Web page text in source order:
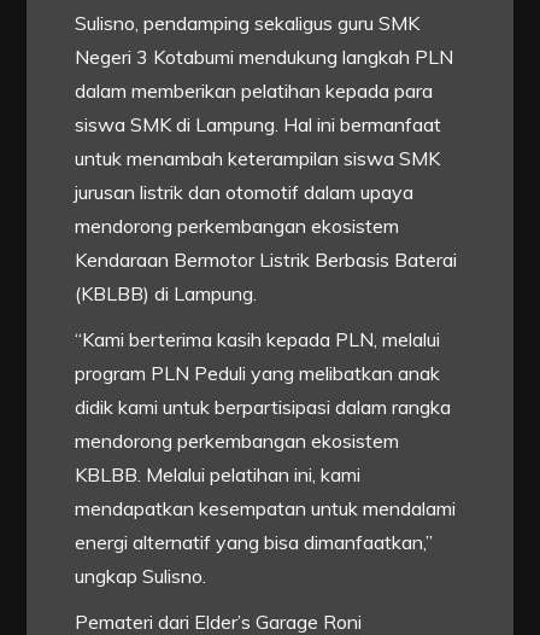
Sulisno, pendamping sekaligus guru SMK
Negeri 3 Kotabumi mendukung langkah PLN
dalam memberikan pelatihan kepada para
siswa SMK di Lampung. Hal ini bermanfaat
untuk menambah keterampilan siswa SMK
jurusan listrik dan otomotif dalam upaya
mendorong perkembangan ekosistem
Kendaraan Bermotor Listrik Berbasis Baterai
(KBLBB) di Lampung.
“Kami berterima kasih kepada PLN, melalui
program PLN Peduli yang melibatkan anak
didik kami untuk berpartisipasi dalam rangka
mendorong perkembangan ekosistem
KBLBB. Melalui pelatihan ini, kami
mendapatkan kesempatan untuk mendalami
energi alternatif yang bisa dimanfaatkan,”
ungkap Sulisno.
Pemateri dari Elder’s Garage Roni